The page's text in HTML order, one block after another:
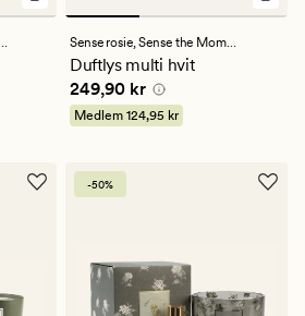
Sense rosie,Sense the Moment
Duftlys multi hvit
Pris 249,90 kr
249,90 kr
Medlem 124,95 kr
-50%